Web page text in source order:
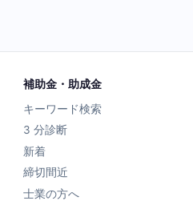
補助金・助成金
キーワード検索
3 分診断
新着
締切間近
士業の方へ